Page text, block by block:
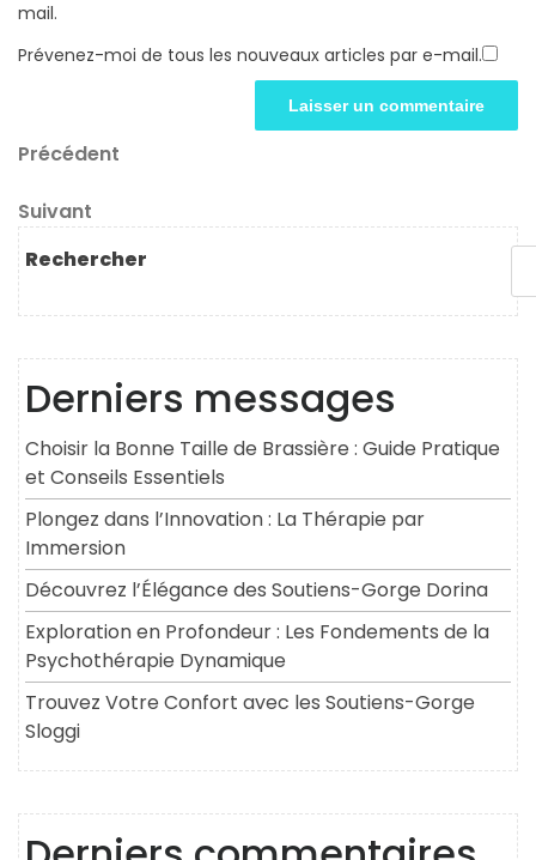
mail.
Prévenez-moi de tous les nouveaux articles par e-mail.
Navigation
de
l’article
Article
Précédent
Article
suivant
Suivant
Rechercher
Derniers messages
Choisir la Bonne Taille de Brassière : Guide Pratique
et Conseils Essentiels
Plongez dans l’Innovation : La Thérapie par
Immersion
Découvrez l’Élégance des Soutiens-Gorge Dorina
Exploration en Profondeur : Les Fondements de la
Psychothérapie Dynamique
Trouvez Votre Confort avec les Soutiens-Gorge
Sloggi